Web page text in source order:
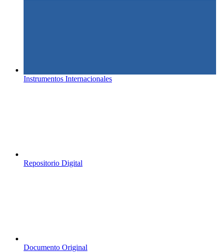
Instrumentos Internacionales
Repositorio Digital
Documento Original